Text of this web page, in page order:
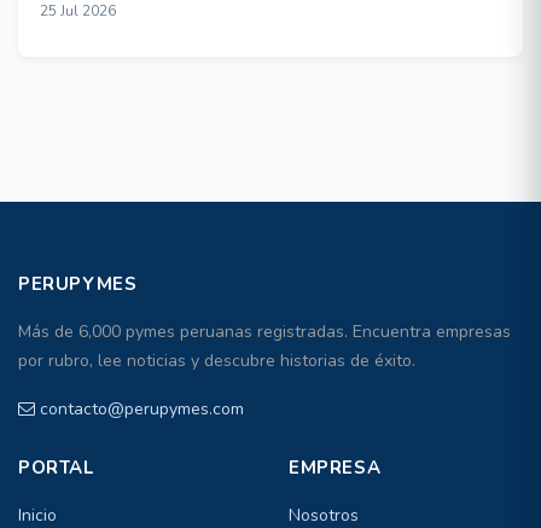
25 Jul 2026
PERUPYMES
Más de 6,000 pymes peruanas registradas. Encuentra empresas
por rubro, lee noticias y descubre historias de éxito.
contacto@perupymes.com
PORTAL
Inicio
EMPRESA
Nosotros